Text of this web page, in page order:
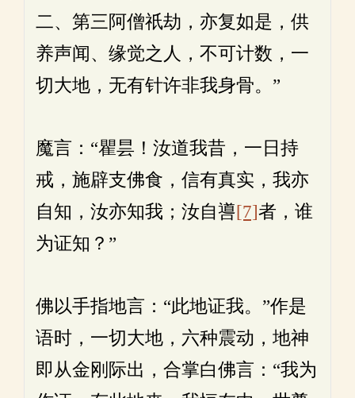
二、第三阿僧祇劫，亦复如是，供
养声闻、缘觉之人，不可计数，一
切大地，无有针许非我身骨。”
魔言：“瞿昙！汝道我昔，一日持
戒，施辟支佛食，信有真实，我亦
自知，汝亦知我；汝自噵[7]者，谁
为证知？”
佛以手指地言：“此地证我。”作是
语时，一切大地，六种震动，地神
即从金刚际出，合掌白佛言：“我为